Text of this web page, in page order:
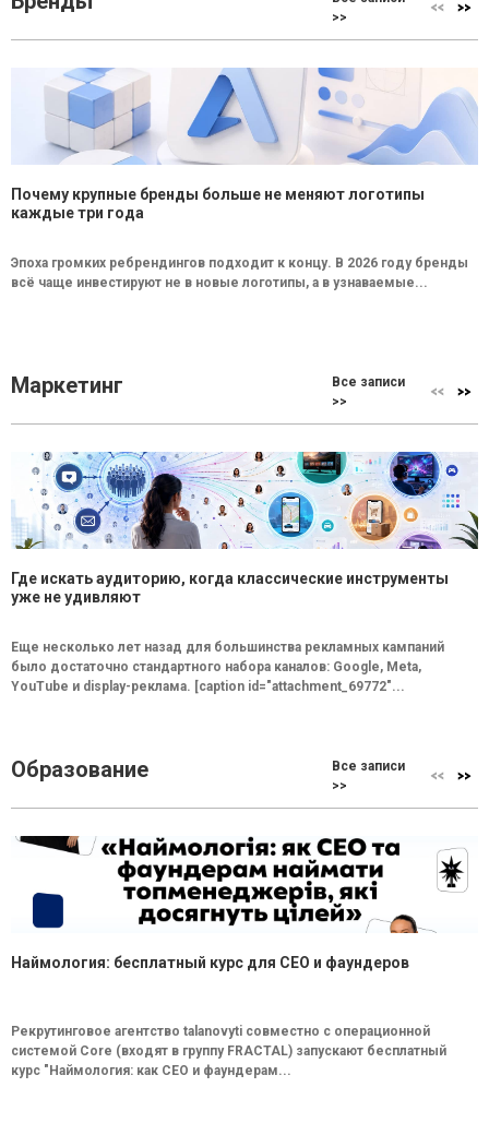
>>
Почему крупные бренды больше не меняют логотипы
каждые три года
Эпоха громких ребрендингов подходит к концу. В 2026 году бренды
всё чаще инвестируют не в новые логотипы, а в узнаваемые...
Маркетинг
Все записи
>>
Где искать аудиторию, когда классические инструменты
уже не удивляют
Еще несколько лет назад для большинства рекламных кампаний
было достаточно стандартного набора каналов: Google, Meta,
YouTube и display-реклама. [caption id="attachment_69772"...
Образование
Все записи
>>
Наймология: бесплатный курс для CEO и фаундеров
Рекрутинговое агентство talanovyti совместно с операционной
системой Core (входят в группу FRACTAL) запускают бесплатный
курс "Наймология: как СEO и фаундерам...